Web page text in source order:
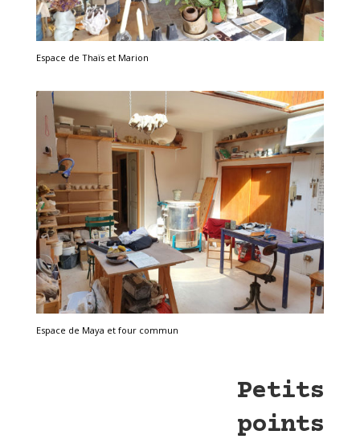
Espace de Thaïs et Marion
Espace de Maya et four commun
Petits
points